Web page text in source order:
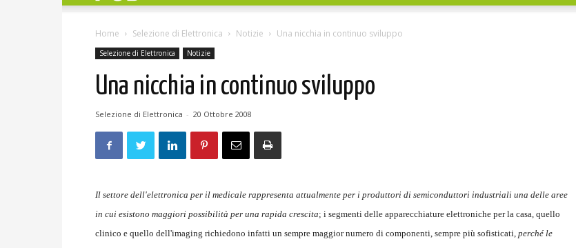
Home Selezione di Elettronica Notizie Una nicchia in continuo sviluppo
Selezione di Elettronica Notizie
Una nicchia in continuo sviluppo
Selezione di Elettronica - 20 Ottobre 2008
Il settore dell'elettronica per il medicale rappresenta attualmente per i produttori di semiconduttori industriali una delle aree
in cui esistono maggiori possibilità per una rapida crescita; i segmenti delle apparecchiature elettroniche per la casa, quello
clinico e quello dell'imaging richiedono infatti un sempre maggior numero di componenti, sempre più sofisticati, perché le